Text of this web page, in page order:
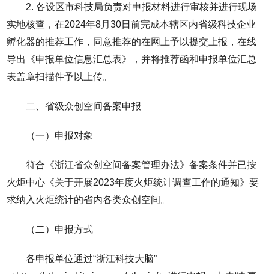
2. 各设区市科技局负责对申报材料进行审核并进行现场
实地核查，在2024年8月30日前完成本辖区内省级科技企业
孵化器的推荐工作，同意推荐的在网上予以提交上报，在线
导出《申报单位信息汇总表》，并将推荐函和申报单位汇总
表盖章扫描件予以上传。
二、省级众创空间备案申报
（一）申报对象
符合《浙江省众创空间备案管理办法》备案条件并已按
火炬中心《关于开展2023年度火炬统计调查工作的通知》要
求纳入火炬统计的省内各类众创空间。
（二）申报方式
各申报单位通过“浙江科技大脑”